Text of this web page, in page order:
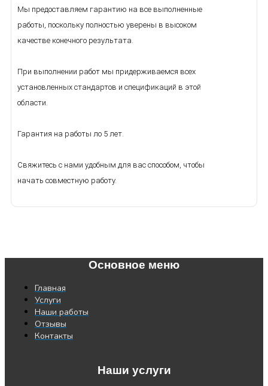
Мы предоставляем гарантию на все выполненные
работы, поскольку полностью уверены в высоком
качестве конечного результата.
При выполнении работ мы придерживаемся всех
установленных стандартов и спецификаций в этой
области.
Гарантия на работы ло 5 лет.
Свяжитесь с нами удобным для вас способом, чтобы
начать совместную работу.
Основное меню
Главная
Услуги
Наши работы
Отзывы
Контакты
Наши услуги